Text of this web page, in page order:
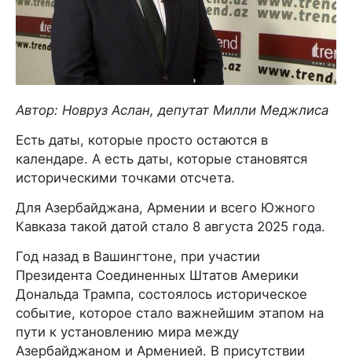
Автор: Новруз Аслан, депутат Милли Меджлиса
Есть даты, которые просто остаются в
календаре. А есть даты, которые становятся
историческими точками отсчета.
Для Азербайджана, Армении и всего Южного
Кавказа такой датой стало 8 августа 2025 года.
Год назад в Вашингтоне, при участии
Президента Соединенных Штатов Америки
Дональда Трампа, состоялось историческое
событие, которое стало важнейшим этапом на
пути к установлению мира между
Азербайджаном и Арменией. В присутствии